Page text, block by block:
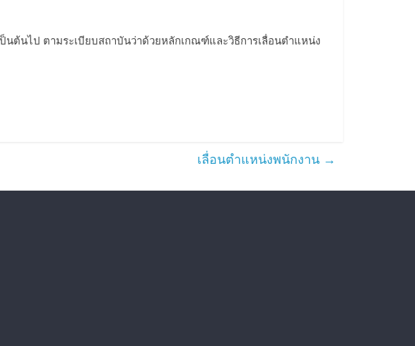
นต้นไป ตามระเบียบสถาบันว่าด้วยหลักเกณฑ์และวิธีการเลื่อนตำแหน่ง
เลื่อนตำแหน่งพนักงาน →